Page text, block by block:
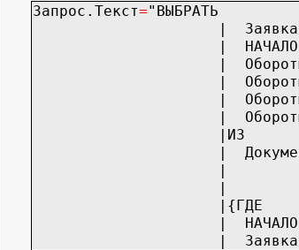
Запрос.Текст="ВЫБРАТЬ
|
|
|
|
|
|
|ИЗ
|
| ЛЕВОЕ СОЕДИНЕНИЕ
| ПО
|{ГДЕ
|
|